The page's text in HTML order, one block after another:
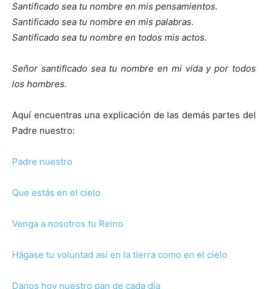
Santificado sea tu nombre en mis pensamientos.
Santificado sea tu nombre en mis palabras.
Santificado sea tu nombre en todos mis actos.
Señor santificado sea tu nombre en mi vida y por todos
los hombres.
Aquí encuentras una explicación de las demás partes del
Padre nuestro:
Padre nuestro
Que estás en el cielo
Venga a nosotros tu Reino
Hágase tu voluntad así en la tierra como en el cielo
Danos hoy nuestro pan de cada día